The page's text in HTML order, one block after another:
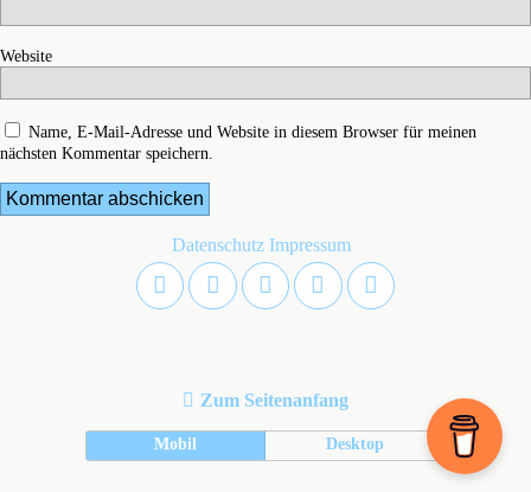
Website
Name, E-Mail-Adresse und Website in diesem Browser für meinen
nächsten Kommentar speichern.
Datenschutz Impressum
Zum Seitenanfang
Mobil Desktop